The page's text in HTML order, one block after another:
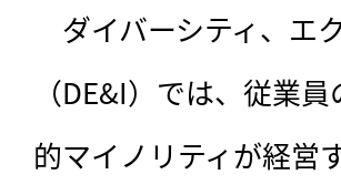
ダイバーシティ、エ
（DE&I）では、従業
的マイノリティが経営